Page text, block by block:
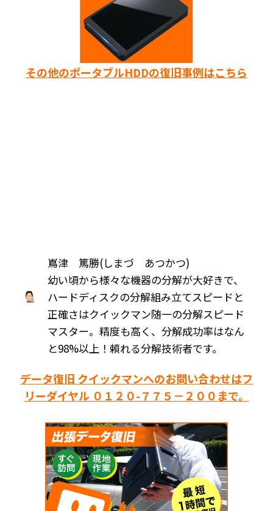
その他のポータブルHDDの復旧事例はこちら
嶌津 篤勝(しまづ あつかつ)
幼い頃から様々な機器の分解が大好きで、
ハードディスクの分解組み立てスピードと
正確さはクイックマン随一の分解スピード
マスター。精度も高く、分解成功率はなん
と98%以上！頼れる分解技術者です。
データ復旧 クイックマンへのお問い合わせはフ
リーダイヤル ０１２０-７７５－２００まで。